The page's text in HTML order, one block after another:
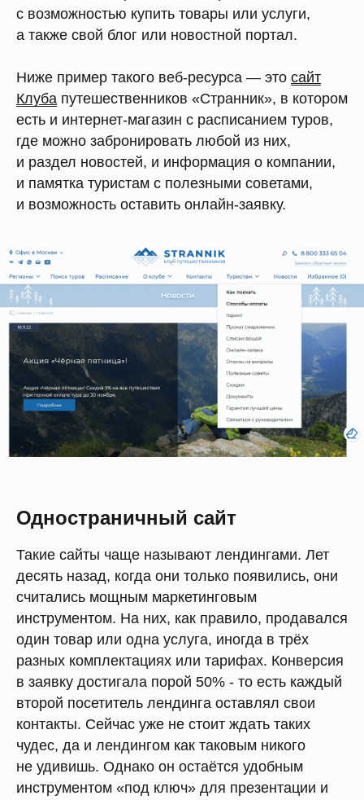
с возможностью купить товары или услуги,
а также свой блог или новостной портал.
Ниже пример такого веб-ресурса — это сайт
Клуба путешественников «Странник», в котором
есть и интернет-магазин с расписанием туров,
где можно забронировать любой из них,
и раздел новостей, и информация о компании,
и памятка туристам с полезными советами,
и возможность оставить онлайн-заявку.
Одностраничный сайт
Такие сайты чаще называют лендингами. Лет
десять назад, когда они только появились, они
считались мощным маркетинговым
инструментом. На них, как правило, продавался
один товар или одна услуга, иногда в трёх
разных комплектациях или тарифах. Конверсия
в заявку достигала порой 50% - то есть каждый
второй посетитель лендинга оставлял свои
контакты. Сейчас уже не стоит ждать таких
чудес, да и лендингом как таковым никого
не удивишь. Однако он остаётся удобным
инструментом «под ключ» для презентации и